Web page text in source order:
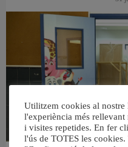
Utilitzem cookies al
l'experiència més rellevant
i visites repetides. En fer
l'ús de TOTES les